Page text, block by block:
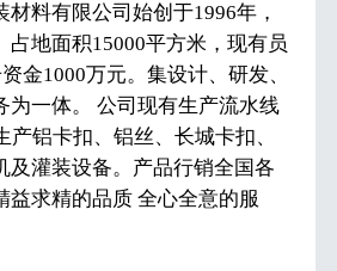
材料有限公司始创于1996年，
占地面积15000平方米，现有员
金1000万元。集设计、研发、
为一体。 公司现有生产流水线
产铝卡扣、铝丝、长城卡扣、
及灌装设备。产品行销全国各
益求精的品质 全心全意的服